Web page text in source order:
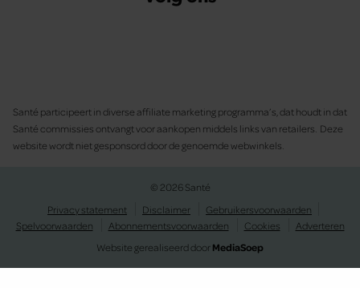
Santé participeert in diverse affiliate marketing programma’s, dat houdt in dat
Santé commissies ontvangt voor aankopen middels links van retailers. Deze
website wordt niet gesponsord door de genoemde webwinkels.
© 2026 Santé
Privacy statement
Disclaimer
Gebruikersvoorwaarden
Spelvoorwaarden
Abonnementsvoorwaarden Cookies
Adverteren
Website gerealiseerd doorMediaSoep